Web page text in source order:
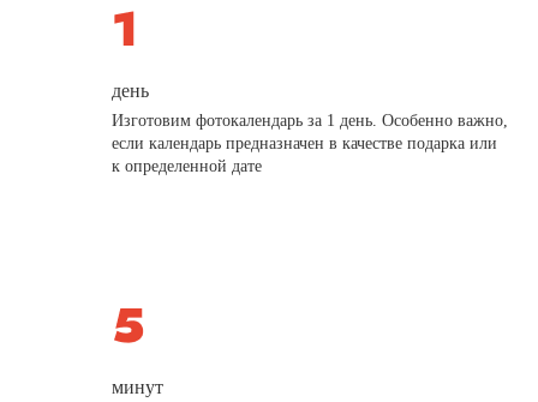
день
Изготовим фотокалендарь за 1 день. Особенно важно,
если календарь предназначен в качестве подарка или
к определенной дате
минут